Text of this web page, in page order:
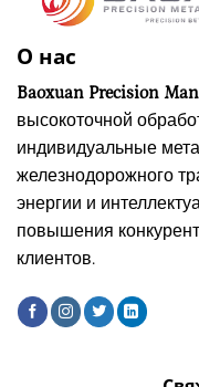
О нас
Baoxuan Precision
высокоточной
индивидуальные
железнодорожного
энергии и
повышения
клиентов.